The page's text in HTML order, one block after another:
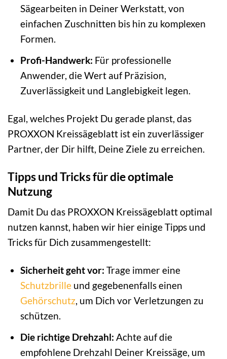
Sägearbeiten in Deiner Werkstatt, von
einfachen Zuschnitten bis hin zu komplexen
Formen.
Profi-Handwerk: Für professionelle
Anwender, die Wert auf Präzision,
Zuverlässigkeit und Langlebigkeit legen.
Egal, welches Projekt Du gerade planst, das
PROXXON Kreissägeblatt ist ein zuverlässiger
Partner, der Dir hilft, Deine Ziele zu erreichen.
Tipps und Tricks für die optimale
Nutzung
Damit Du das PROXXON Kreissägeblatt optimal
nutzen kannst, haben wir hier einige Tipps und
Tricks für Dich zusammengestellt:
Sicherheit geht vor: Trage immer eine
Schutzbrilleund gegebenenfalls einen
Gehörschutz, um Dich vor Verletzungen zu
schützen.
Die richtige Drehzahl: Achte auf die
empfohlene Drehzahl Deiner Kreissäge, um